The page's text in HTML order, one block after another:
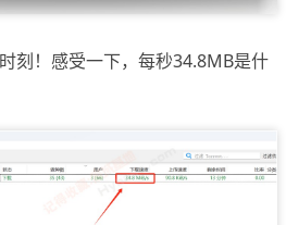
刻！感受一下，每秒34.8MB是什